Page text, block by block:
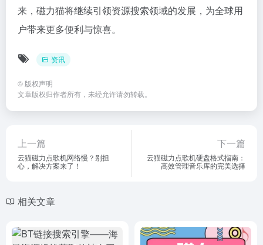
来，磁力猫将继续引领资源搜索领域的发展，为全球用
户带来更多便利与惊喜。
资讯
© 版权声明
文章版权归作者所有，未经允许请勿转载。
上一篇
云猫磁力点歌机网络慢？别担
心，解决方案来了！
下一篇
云猫磁力点歌机硬盘格式指南：
高效管理音乐库的完美选择
相关文章